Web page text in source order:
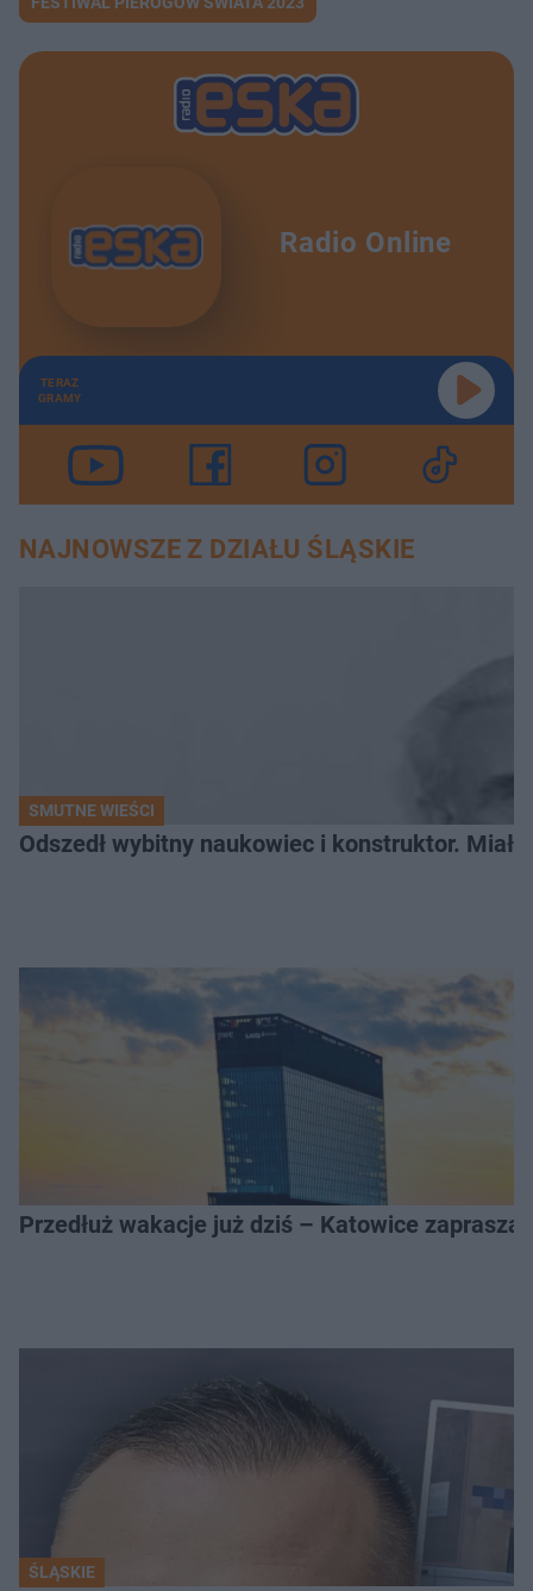
Radio Online
TERAZ
GRAMY
NAJNOWSZE Z DZIAŁU ŚLĄSKIE
SMUTNE WIEŚCI
Odszedł wybitny naukowiec i konstruktor. Miał
Przedłuż wakacje już dziś – Katowice
ŚLĄSKIE